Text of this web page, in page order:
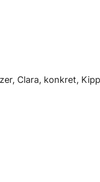
Clara, konkret,